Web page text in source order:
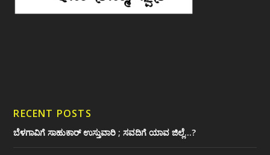
RECENT POSTS
ಬೆಳಗಾವಿಗೆ ಸಾಹುಕಾರ್ ಉಸ್ತುವಾರಿ ; ಸವದಿಗೆ ಯಾವ ಜಿಲ್ಲೆ…?